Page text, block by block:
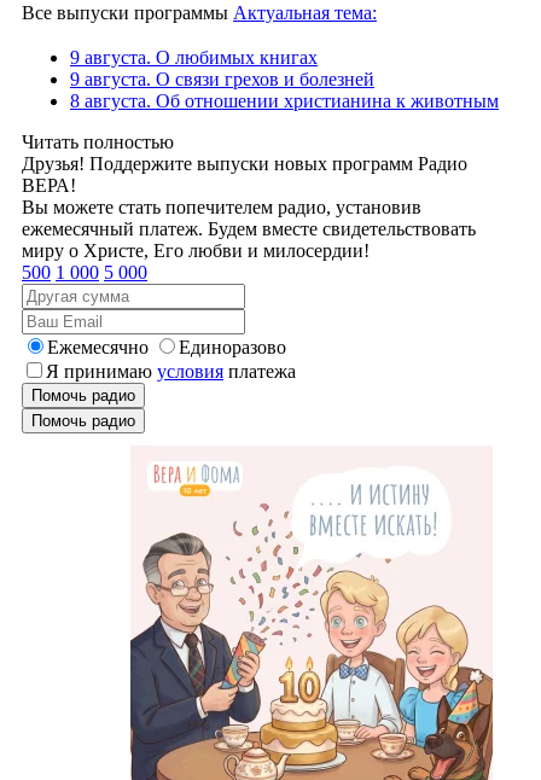
Все выпуски программы Актуальная тема:
9 августа. О любимых книгах
9 августа. О связи грехов и болезней
8 августа. Об отношении христианина к животным
Читать полностью
Друзья! Поддержите выпуски новых программ Радио
ВЕРА!
Вы можете стать попечителем радио, установив
ежемесячный платеж. Будем вместе свидетельствовать
миру о Христе, Его любви и милосердии!
500 1 000 5 000
Ежемесячно
Единоразово
Я принимаю условия платежа
Помочь радио
Помочь радио